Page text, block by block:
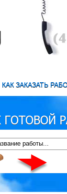
КАК ЗАКАЗАТЬ